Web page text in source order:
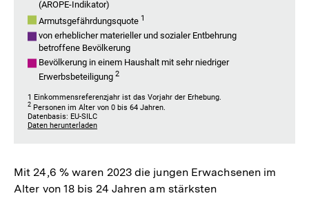
Mit 24,6 % waren 2023 die jungen Erwachsenen im
Alter von 18 bis 24 Jahren am stärksten